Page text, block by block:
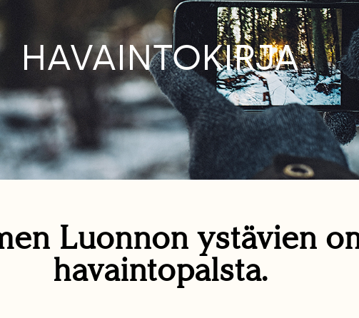
HAVAINTOKIRJA
Luonnon ystävien
havaintopalsta.